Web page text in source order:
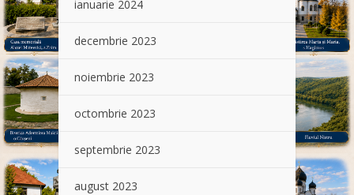
ianuarie 2024
decembrie 2023
noiembrie 2023
octombrie 2023
septembrie 2023
august 2023